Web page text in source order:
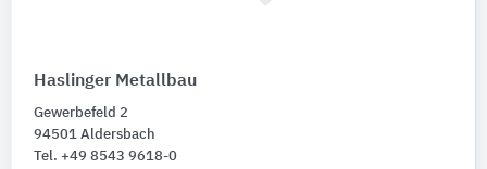
Haslinger Metallbau
Gewerbefeld 2
94501 Aldersbach
Tel. +49 8543 9618-0